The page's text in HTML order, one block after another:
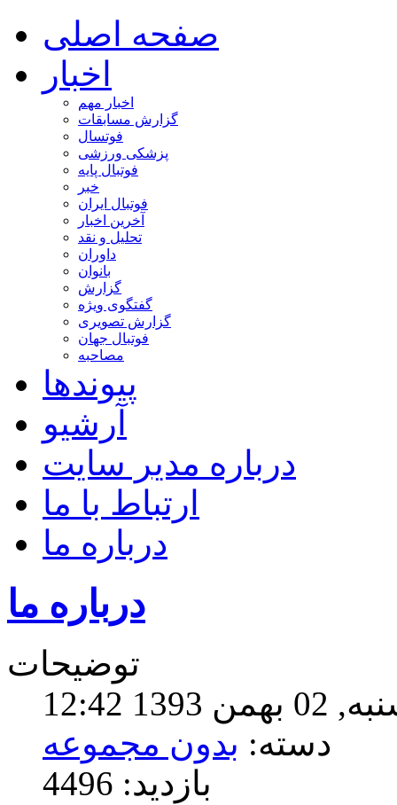
صفحه اصلی
اخبار
اخبار مهم
گزارش مسابقات
فوتسال
پزشکی ورزشی
فوتبال پایه
خبر
فوتبال ایران
آخرین اخبار
تحلیل و نقد
داوران
بانوان
گزارش
گفتگوی ویژه
گزارش تصویری
فوتبال جهان
مصاحبه
پیوندها
آرشیو
درباره مدیر سایت
ارتباط با ما
درباره ما
درباره ما
توضیحات
12:42
دسته: بدون مجموعه
بازدید: 4496